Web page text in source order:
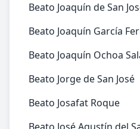
Beato Joaquín de San
Beato Joaquín García
Beato Joaquín Ochoa
Beato Jorge de San José
Beato Josafat Roque